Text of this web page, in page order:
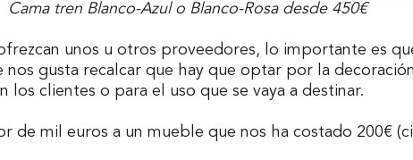
Cama tren Blanco-Azul o Blanco-Rosa desde 450€
unos u otros proveedores, lo importante es
gusta recalcar que hay que optar por la
clientes o para el uso que se vaya a destinar.
de mil euros a un mueble que nos ha costado 200€